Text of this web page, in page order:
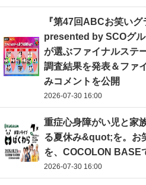
『第47回ABCお笑い
presented by SCOグ
が選ぶファイナルステ
調査結果を発表＆ファ
みコメントを公開
2026-07-30 16:00
重症心身障がい児と家
る夏休み&quot;を。お
を、COCOLON BASE
2026-07-30 16:00